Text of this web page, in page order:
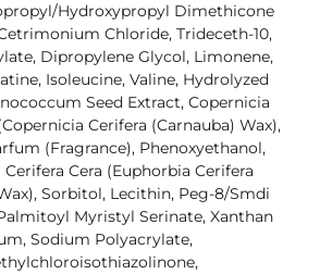
Hydroxypropyl Dimethicone
Chloride, Trideceth-10,
Dipropylene Glycol, Limonene,
Isoleucine, Valine, Hydrolyzed
Seed Extract, Copernicia
Cerifera (Carnauba) Wax),
(Fragrance), Phenoxyethanol,
Cera (Euphorbia Cerifera
Sorbitol, Lecithin, Peg-8/Smdi
Myristyl Serinate, Xanthan
Sodium Polyacrylate,